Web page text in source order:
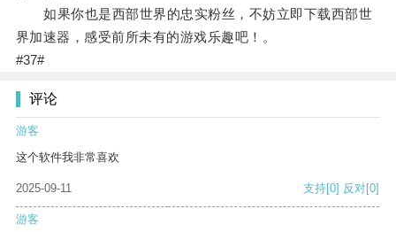
如果你也是西部世界的忠实粉丝，不妨立即下载西部世
界加速器，感受前所未有的游戏乐趣吧！。
#37#
评论
游客
这个软件我非常喜欢
2025-09-11 支持[0] 反对[0]
游客